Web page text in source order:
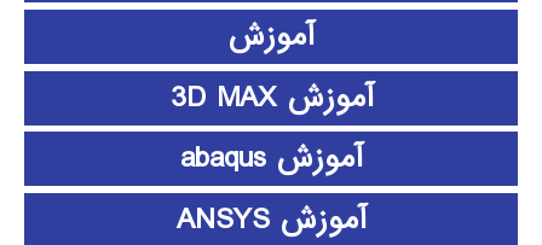
آموزش
آموزش 3D MAX
آموزش abaqus
آموزش ANSYS